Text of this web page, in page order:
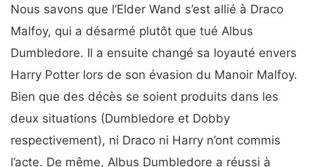
Nous savons que l’Elder Wand s’est allié à Draco
Malfoy, qui a désarmé plutôt que tué Albus
Dumbledore. Il a ensuite changé sa loyauté envers
Harry Potter lors de son évasion du Manoir Malfoy.
Bien que des décès se soient produits dans les
deux situations (Dumbledore et Dobby
respectivement), ni Draco ni Harry n’ont commis
l’acte. De même, Albus Dumbledore a réussi à